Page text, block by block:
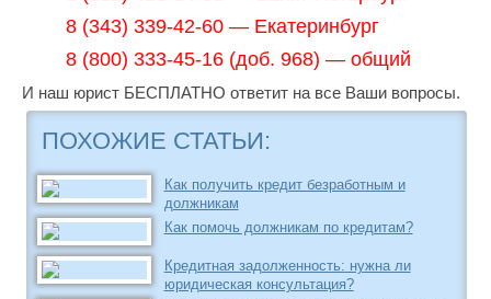
8 (343) 339-42-60 — Екатеринбург
8 (800) 333-45-16 (доб. 968) — общий
И наш юрист БЕСПЛАТНО ответит на все Ваши вопросы.
ПОХОЖИЕ СТАТЬИ:
Как получить кредит безработным и
должникам
Как помочь должникам по кредитам?
Кредитная задолженность: нужна ли
юридическая консультация?